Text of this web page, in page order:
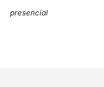
presencial